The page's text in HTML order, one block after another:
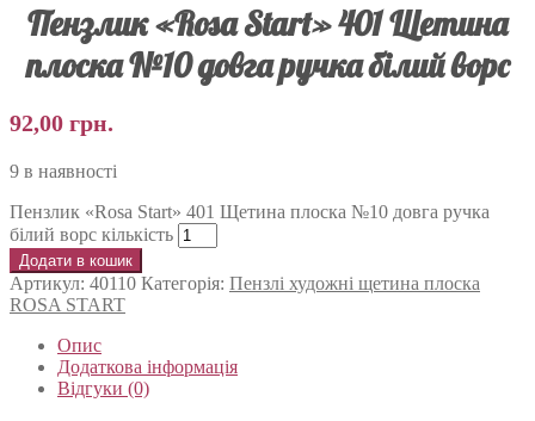
Пензлик «Rosa Start» 401 Щетина
плоска №10 довга ручка білий ворс
92,00 грн.
9 в наявності
Пензлик «Rosa Start» 401 Щетина плоска №10 довга ручка
білий ворс кількість
Додати в кошик
Артикул: 40110 Категорія: Пензлі художні щетина плоска
ROSA START
Опис
Додаткова інформація
Відгуки (0)